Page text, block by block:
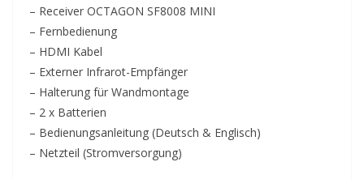
– Receiver OCTAGON SF8008 MINI
– Fernbedienung
– HDMI Kabel
– Externer Infrarot-Empfänger
– Halterung für Wandmontage
– 2 x Batterien
– Bedienungsanleitung (Deutsch & Englisch)
– Netzteil (Stromversorgung)